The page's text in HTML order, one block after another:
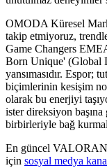
OMODA Küresel
takip etmiyoruz,
Game Changers
Born Unique' (Global
yansımasıdır. Espor;
biçimlerinin kesişim
olarak bu enerjiyi
ister direksiyon
birbirleriyle bağ
En güncel
için sosyal medya